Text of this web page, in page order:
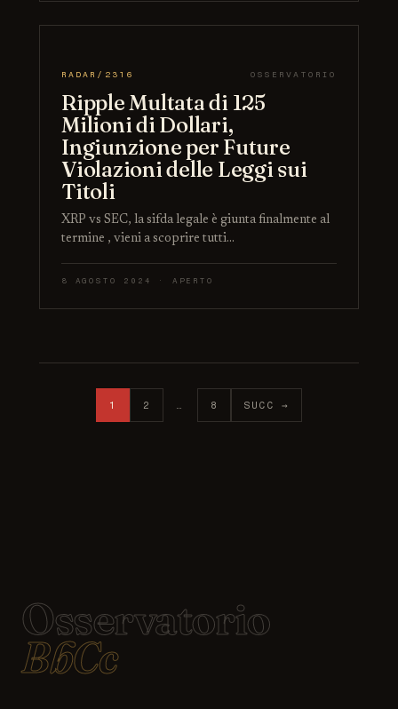
RADAR/2316 OSSERVATORIO
Ripple Multata di 125
Milioni di Dollari,
Ingiunzione per Future
Violazioni delle Leggi sui
Titoli
XRP vs SEC, la sifda legale è giunta finalmente al
termine , vieni a scoprire tutti…
8 AGOSTO 2024 · APERTO
Paginazione degli articoli
1 2 8 SUCC →
Osservatorio
BbCc